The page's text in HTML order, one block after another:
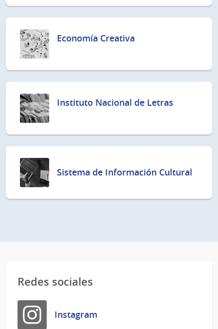
Economía Creativa
Instituto Nacional de Letras
Sistema de Información Cultural
Redes sociales
Instagram